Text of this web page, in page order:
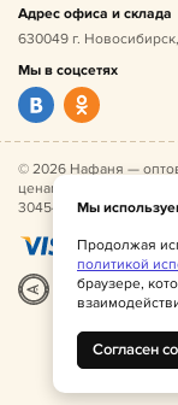
Адрес офиса и склада
630049 г.
Мы в соцсетях
© 2026 Нафаня —
ценам
304541027500052.
Разработка|
Мы
Продолжая
политикой
браузере,
Согласен